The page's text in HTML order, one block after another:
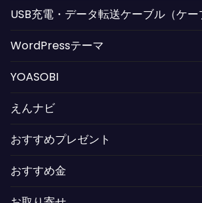
USB充電・データ転送ケーブル（ケー
WordPressテーマ
YOASOBI
えんナビ
おすすめプレゼント
おすすめ金